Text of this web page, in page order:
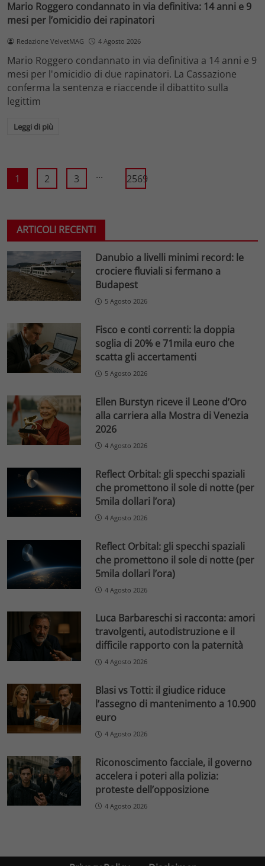
Mario Roggero condannato in via definitiva: 14 anni e 9
mesi per l’omicidio dei rapinatori
Redazione VelvetMAG 4 Agosto 2026
Mario Roggero condannato in via definitiva a 14 anni e 9
mesi per l'omicidio di due rapinatori. La Cassazione
conferma la sentenza e riaccende il dibattito sulla
legittim
Leggi di più
1 2 3 ... 2569
ARTICOLI RECENTI
Danubio a livelli minimi record: le
crociere fluviali si fermano a
Budapest
5 Agosto 2026
Fisco e conti correnti: la doppia
soglia di 20% e 71mila euro che
scatta gli accertamenti
5 Agosto 2026
Ellen Burstyn riceve il Leone d’Oro
alla carriera alla Mostra di Venezia
2026
4 Agosto 2026
Reflect Orbital: gli specchi spaziali
che promettono il sole di notte (per
5mila dollari l’ora)
4 Agosto 2026
Reflect Orbital: gli specchi spaziali
che promettono il sole di notte (per
5mila dollari l’ora)
4 Agosto 2026
Luca Barbareschi si racconta: amori
travolgenti, autodistruzione e il
difficile rapporto con la paternità
4 Agosto 2026
Blasi vs Totti: il giudice riduce
l’assegno di mantenimento a 10.900
euro
4 Agosto 2026
Riconoscimento facciale, il governo
accelera i poteri alla polizia:
proteste dell’opposizione
4 Agosto 2026